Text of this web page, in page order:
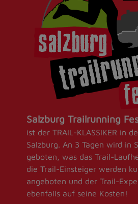
Salzburg Trailrunning
ist der TRAIL-KLASSIKER in
Salzburg. An 3 Tagen wird in
geboten, was das Trail-
die Trail-Einsteiger werden
angeboten und der Trail-
ebenfalls auf seine Kosten!